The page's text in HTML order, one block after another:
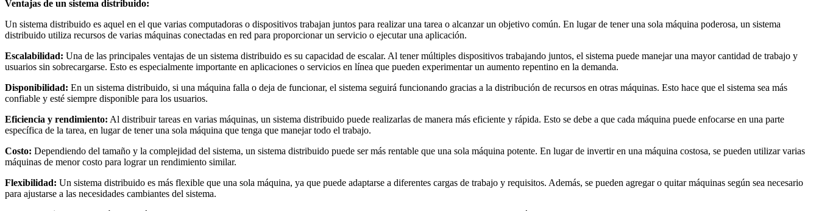
Ventajas de un sistema distribuido:
Un sistema distribuido es aquel en el que varias computadoras o dispositivos trabajan juntos para realizar una tarea o alcanzar un objetivo común. En lugar de tener una sola máquina poderosa, un sistema
distribuido utiliza recursos de varias máquinas conectadas en red para proporcionar un servicio o ejecutar una aplicación.
Escalabilidad: Una de las principales ventajas de un sistema distribuido es su capacidad de escalar. Al tener múltiples dispositivos trabajando juntos, el sistema puede manejar una mayor cantidad de trabajo y
usuarios sin sobrecargarse. Esto es especialmente importante en aplicaciones o servicios en línea que pueden experimentar un aumento repentino en la demanda.
Disponibilidad: En un sistema distribuido, si una máquina falla o deja de funcionar, el sistema seguirá funcionando gracias a la distribución de recursos en otras máquinas. Esto hace que el sistema sea más
confiable y esté siempre disponible para los usuarios.
Eficiencia y rendimiento: Al distribuir tareas en varias máquinas, un sistema distribuido puede realizarlas de manera más eficiente y rápida. Esto se debe a que cada máquina puede enfocarse en una parte
específica de la tarea, en lugar de tener una sola máquina que tenga que manejar todo el trabajo.
Costo: Dependiendo del tamaño y la complejidad del sistema, un sistema distribuido puede ser más rentable que una sola máquina potente. En lugar de invertir en una máquina costosa, se pueden utilizar varias
máquinas de menor costo para lograr un rendimiento similar.
Flexibilidad: Un sistema distribuido es más flexible que una sola máquina, ya que puede adaptarse a diferentes cargas de trabajo y requisitos. Además, se pueden agregar o quitar máquinas según sea necesario
para ajustarse a las necesidades cambiantes del sistema.